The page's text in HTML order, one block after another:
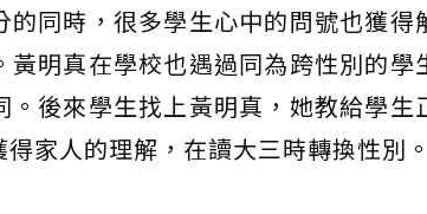
的同時，很多學生心中的問號也獲
黃明真在學校也遇過同為跨性別的
。後來學生找上黃明真，她教給學
家人的理解，在讀大三時轉換性別。